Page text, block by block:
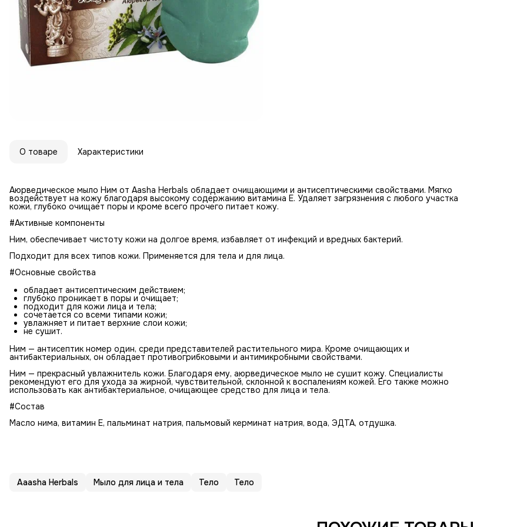
О товаре Характеристики
Аюрведическое мыло Ним от Aasha Herbals обладает очищающими и антисептическими свойствами. Мягко
воздействует на кожу благодаря высокому содержанию витамина Е. Удаляет загрязнения с любого участка
кожи, глубоко очищает поры и кроме всего прочего питает кожу.
#Активные компоненты
Ним, обеспечивает чистоту кожи на долгое время, избавляет от инфекций и вредных бактерий.
Подходит для всех типов кожи. Применяется для тела и для лица.
#Основные свойства
обладает антисептическим действием;
глубоко проникает в поры и очищает;
подходит для кожи лица и тела;
сочетается со всеми типами кожи;
увлажняет и питает верхние слои кожи;
не сушит.
Ним — антисептик номер один, среди представителей растительного мира. Кроме очищающих и
антибактериальных, он обладает противогрибковыми и антимикробными свойствами.
Ним — прекрасный увлажнитель кожи. Благодаря ему, аюрведическое мыло не сушит кожу. Специалисты
рекомендуют его для ухода за жирной, чувствительной, склонной к воспалениям кожей. Его также можно
использовать как антибактериальное, очищающее средство для лица и тела.
#Состав
Масло нима, витамин Е, пальминат натрия, пальмовый керминат натрия, вода, ЭДТА, отдушка.
Aaasha Herbals Мыло для лица и тела Тело Тело